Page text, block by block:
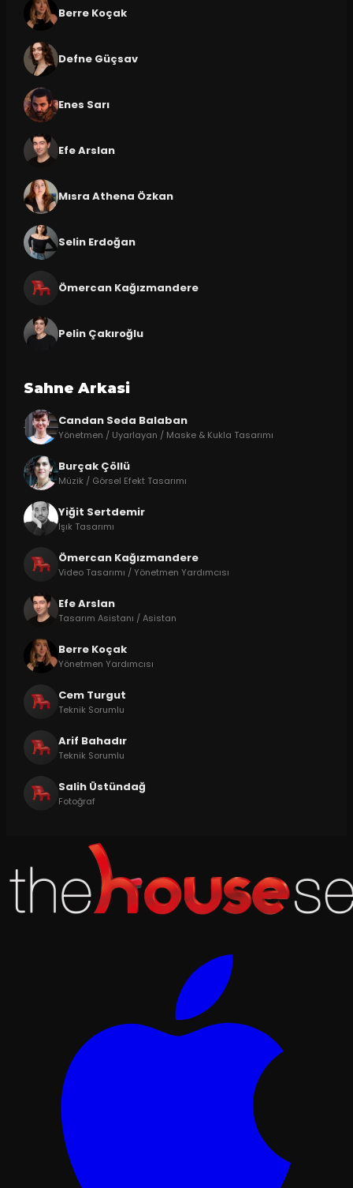
Berre Koçak
Defne Güçsav
Enes Sarı
Efe Arslan
Mısra Athena Özkan
Selin Erdoğan
Ömercan Kağızmandere
Pelin Çakıroğlu
Sahne Arkasi
Candan Seda Balaban
Yönetmen / Uyarlayan / Maske & Kukla Tasarımı
Burçak Çöllü
Müzik / Görsel Efekt Tasarımı
Yiğit Sertdemir
Işık Tasarımı
Ömercan Kağızmandere
Video Tasarımı / Yönetmen Yardımcısı
Efe Arslan
Tasarım Asistanı / Asistan
Berre Koçak
Yönetmen Yardımcısı
Cem Turgut
Teknik Sorumlu
Arif Bahadır
Teknik Sorumlu
Salih Üstündağ
Fotoğraf